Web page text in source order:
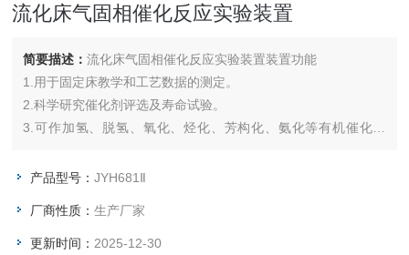
流化床气固相催化反应实验装置
简要描述：流化床气固相催化反应实验装置装置功能
1.用于固定床教学和工艺数据的测定。
2.科学研究催化剂评选及寿命试验。
3.可作加氢、脱氢、氧化、烃化、芳构化、氨化等有机催化反
产品型号：JYH681Ⅱ
厂商性质：生产厂家
更新时间： 2025-12-30